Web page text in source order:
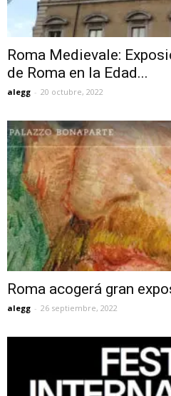
Roma Medievale:
de Roma en la Edad...
alegg - 20 octubre, 2022
Roma acogerá gran
alegg - 26 septiembre, 2022